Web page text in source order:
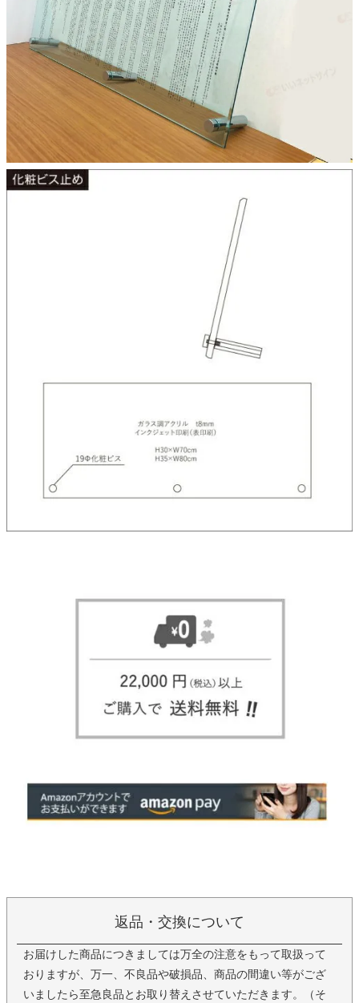
返品・交換について
お届けした商品につきましては万全の注意をもって取扱って
おりますが、万一、不良品や破損品、商品の間違い等がござ
いましたら至急良品とお取り替えさせていただきます。（そ